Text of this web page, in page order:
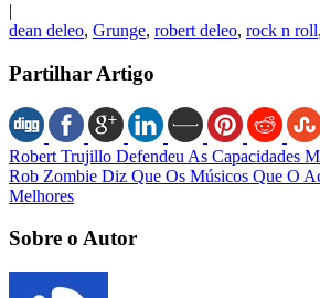
|
dean deleo, Grunge, robert deleo, rock n roll,
Partilhar Artigo
Robert Trujillo Defendeu As Capacidades
Rob Zombie Diz Que Os Músicos Que O
Melhores
Sobre o Autor